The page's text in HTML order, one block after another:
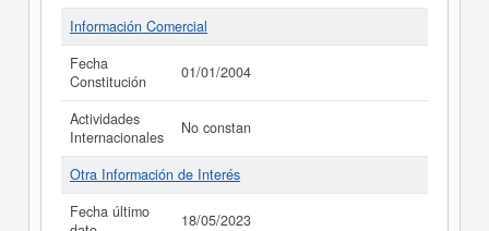
Información Comercial
Fecha
Constitución
01/01/2004
Actividades
Internacionales
No constan
Otra Información de Interés
Fecha último
18/05/2023